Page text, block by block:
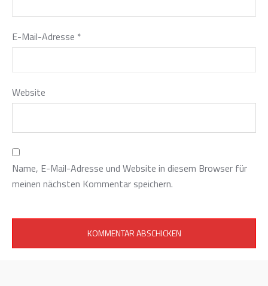
E-Mail-Adresse *
Website
Name, E-Mail-Adresse und Website in diesem Browser für
meinen nächsten Kommentar speichern.